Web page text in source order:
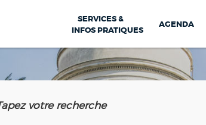
SERVICES &
INFOS PRATIQUES
AGENDA